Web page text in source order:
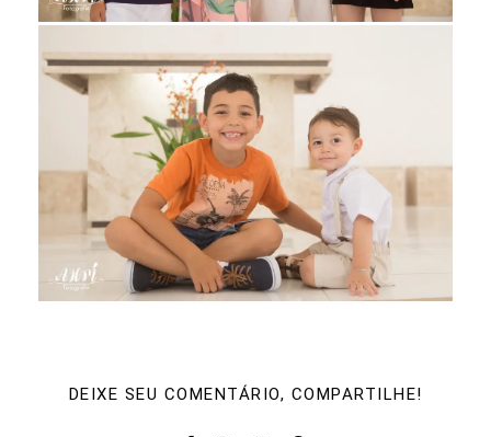
DEIXE SEU COMENTÁRIO, COMPARTILHE!